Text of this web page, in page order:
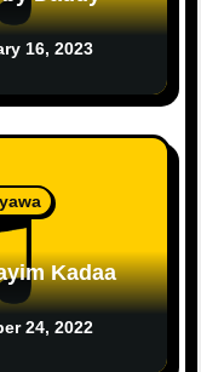
16, 2023
24, 2022